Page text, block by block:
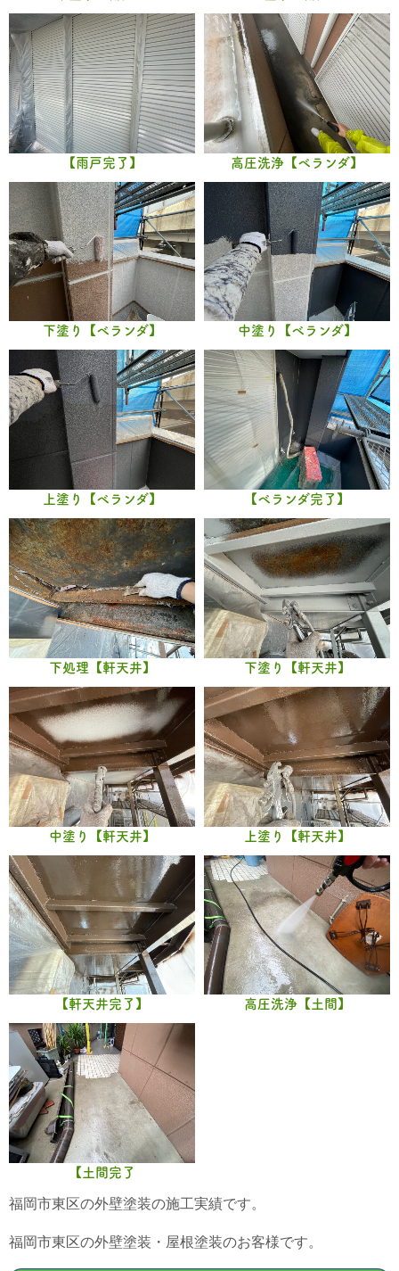
【雨戸完了】 高圧洗浄【ベランダ】
下塗り【ベランダ】 中塗り【ベランダ】
上塗り【ベランダ】 【ベランダ完了】
下処理【軒天井】 下塗り【軒天井】
中塗り【軒天井】 上塗り【軒天井】
【軒天井完了】 高圧洗浄【土間】
【土間完了
福岡市東区の外壁塗装の施工実績です。
福岡市東区の外壁塗装・屋根塗装のお客様です。